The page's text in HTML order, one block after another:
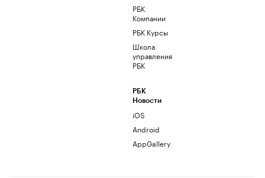
РБК
Компании
РБК Курсы
Школа
управления
РБК
РБК
Новости
iOS
Android
AppGallery